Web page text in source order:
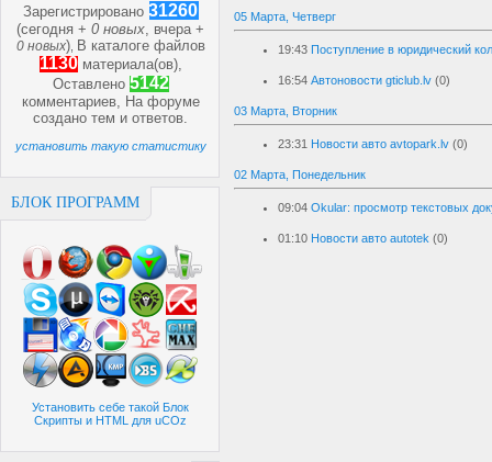
Зарегистрировано 31260
(сегодня +0 новых, вчера +
0 новых) В каталоге файлов
1130 материала(ов),
Оставлено 5142
комментариев, На форуме
созданотем иответов.
установить такую статистику
БЛОК ПРОГРАММ
Установить себе такой Блок
Скрипты и HTML для uCOz
05 Марта, Четверг
19:43 Поступление в юридический
16:54 Автоновости gticlub.lv (0)
03 Марта, Вторник
23:31 Новости авто avtopark.lv (0)
02 Марта, Понедельник
09:04 Okular: просмотр текстовых
01:10 Новости авто autotek (0)